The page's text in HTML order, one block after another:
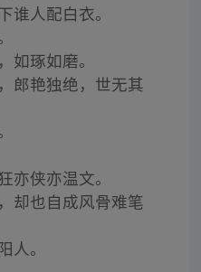
谁人配白衣。
如琢如磨。
郎艳独绝，世无其
亦侠亦温文。
却也自成风骨难笔
。